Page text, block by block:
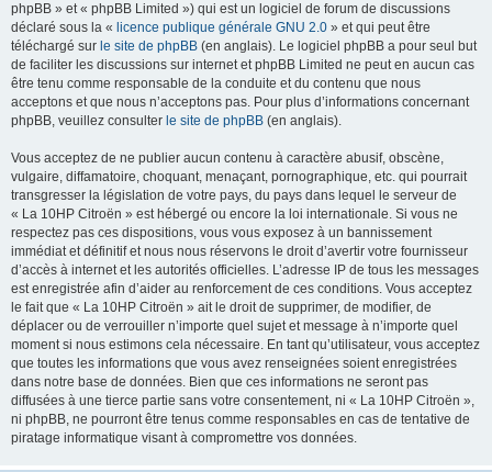
phpBB » et « phpBB Limited ») qui est un logiciel de forum de discussions
déclaré sous la « licence publique générale GNU 2.0 » et qui peut être
téléchargé sur le site de phpBB (en anglais). Le logiciel phpBB a pour seul but
de faciliter les discussions sur internet et phpBB Limited ne peut en aucun cas
être tenu comme responsable de la conduite et du contenu que nous
acceptons et que nous n’acceptons pas. Pour plus d’informations concernant
phpBB, veuillez consulter le site de phpBB (en anglais).
Vous acceptez de ne publier aucun contenu à caractère abusif, obscène,
vulgaire, diffamatoire, choquant, menaçant, pornographique, etc. qui pourrait
transgresser la législation de votre pays, du pays dans lequel le serveur de
« La 10HP Citroën » est hébergé ou encore la loi internationale. Si vous ne
respectez pas ces dispositions, vous vous exposez à un bannissement
immédiat et définitif et nous nous réservons le droit d’avertir votre fournisseur
d’accès à internet et les autorités officielles. L’adresse IP de tous les messages
est enregistrée afin d’aider au renforcement de ces conditions. Vous acceptez
le fait que « La 10HP Citroën » ait le droit de supprimer, de modifier, de
déplacer ou de verrouiller n’importe quel sujet et message à n’importe quel
moment si nous estimons cela nécessaire. En tant qu’utilisateur, vous acceptez
que toutes les informations que vous avez renseignées soient enregistrées
dans notre base de données. Bien que ces informations ne seront pas
diffusées à une tierce partie sans votre consentement, ni « La 10HP Citroën »,
ni phpBB, ne pourront être tenus comme responsables en cas de tentative de
piratage informatique visant à compromettre vos données.